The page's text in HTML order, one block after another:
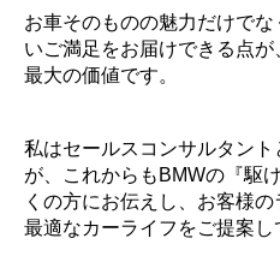
お車そのものの魅力だけで
いご満足をお届けできる点が
最大の価値です。
私はセールスコンサルタン
が、これからもBMWの『駆
くの方にお伝えし、お客様
最適なカーライフをご提案し